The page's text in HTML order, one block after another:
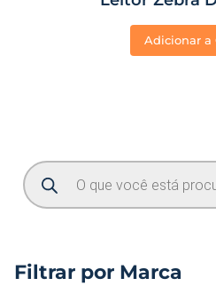
Adicionar a
Filtrar por Marca